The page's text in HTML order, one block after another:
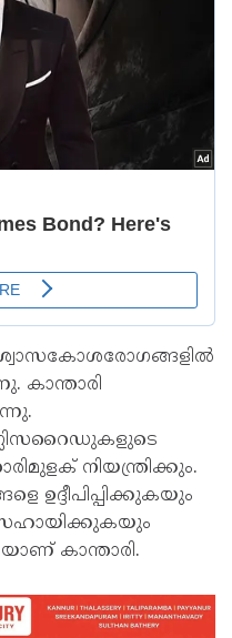
കാന്താരി
നിയന്ത്രിക്കും.
ഉദ്ദീപിപ്പിക്കുകയും
കാന്താരി.